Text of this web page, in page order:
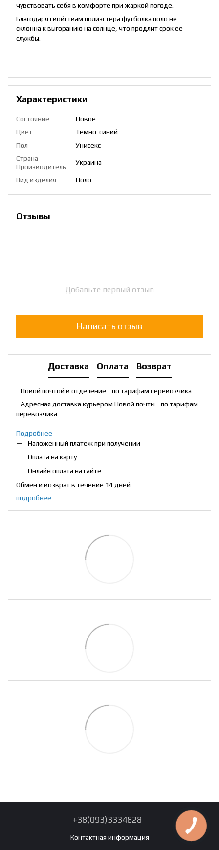
чувствовать себя в комфорте при жаркой погоде.
Благодаря свойствам полиэстера футболка поло не
склонна к выгоранию на солнце, что продлит срок ее
службы.
Характеристики
Состояние
Новое
Цвет
Темно-синий
Пол
Унисекс
Страна
Производитель
Украина
Вид изделия Поло
Отзывы
Добавьте первый отзыв
Написать отзыв
Доставка Оплата Возврат
- Новой почтой в отделение - по тарифам перевозчика
- Адресная доставка курьером Новой почты - по тарифам
перевозчика
Подробнее
Наложенный платеж при получении
Оплата на карту
Онлайн оплата на сайте
Обмен и возврат в течение 14 дней
подробнее
+38(093)3334828
Контактная информация